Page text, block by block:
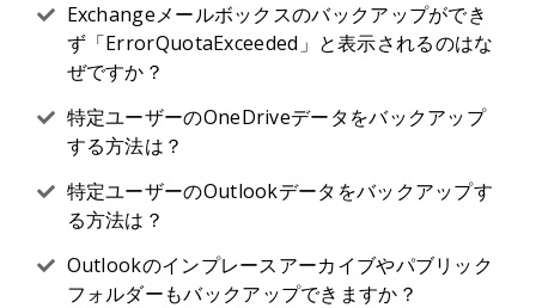
Exchangeメールボックスのバックアップができ
ず「ErrorQuotaExceeded」と表示されるのはな
ぜですか？
特定ユーザーのOneDriveデータをバックアップ
する方法は？
特定ユーザーのOutlookデータをバックアップす
る方法は？
Outlookのインプレースアーカイブやパブリック
フォルダーもバックアップできますか？